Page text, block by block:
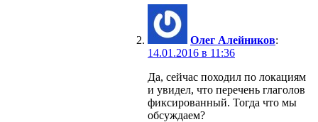
Олег Алейников:
14.01.2016 в 11:36
Да, сейчас походил по локациям
и увидел, что перечень глаголов
фиксированный. Тогда что мы
обсуждаем?